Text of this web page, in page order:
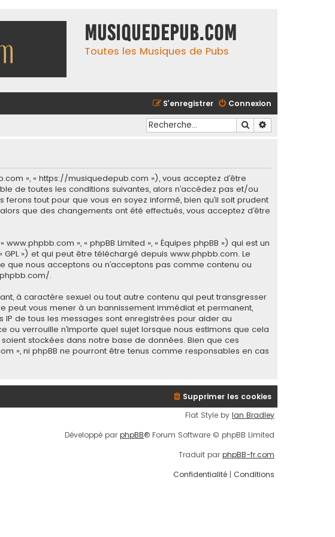
MusiqueDePub.com
Toutes les Musiques de Pubs
Connexion
S’enregistrer
Rechercher
», « https://musiquedepub.com »), vous acceptez d’être
de toutes les conditions suivantes, alors n’accédez pas et/ou
tout pour que vous en soyez informé, bien qu’il soit prudent
que des changements ont été effectués, vous acceptez d’être
», « phpBB Limited », « Équipes phpBB ») qui est un
») et qui peut être téléchargé depuis www.phpbb.com. Le
que nous acceptons ou n’acceptons pas comme contenu ou
.
à caractère sexuel ou tout autre contenu qui peut transgresser
peut vous mener à un bannissement immédiat et permanent,
IP de tous les messages sont enregistrées pour aider au
ou verrouille n’importe quel sujet lorsque nous estimons que cela
stockées dans notre base de données. Bien que ces
», ni phpBB ne pourront être tenus comme responsables en cas
Supprimer les cookies
Flat Style by Ian Bradley
Développé par phpBB® Forum Software © phpBB Limited
Traduit par phpBB-fr.com
Confidentialité | Conditions